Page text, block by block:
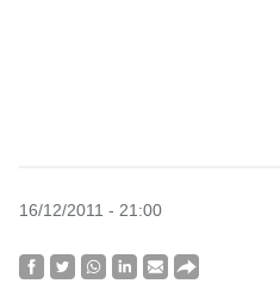
16/12/2011 - 21:00